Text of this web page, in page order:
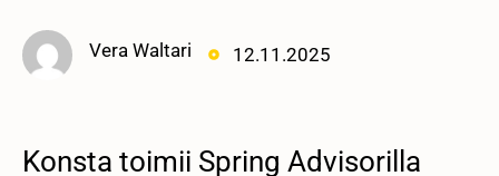
Vera Waltari 12.11.2025
Konsta toimii Spring Advisorilla